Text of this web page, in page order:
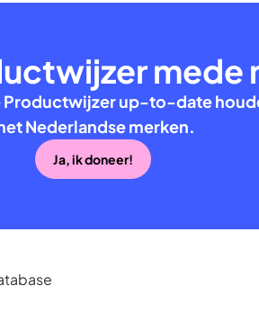
mede
up-to-date
Nederlandse merken.
Ja, ik doneer!